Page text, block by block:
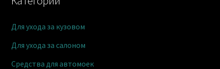
Для ухода за кузовом
Для ухода за салоном
Средства для автомоек